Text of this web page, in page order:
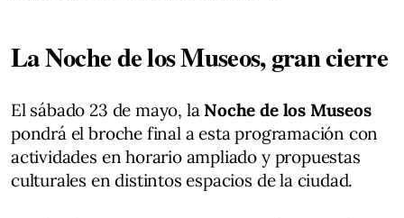
La Noche de los Museos, gran cierre
El sábado 23 de mayo, laNoche de los Museos
pondrá el broche final a esta programación con
actividades en horario ampliado y propuestas
culturales en distintos espacios de la ciudad.